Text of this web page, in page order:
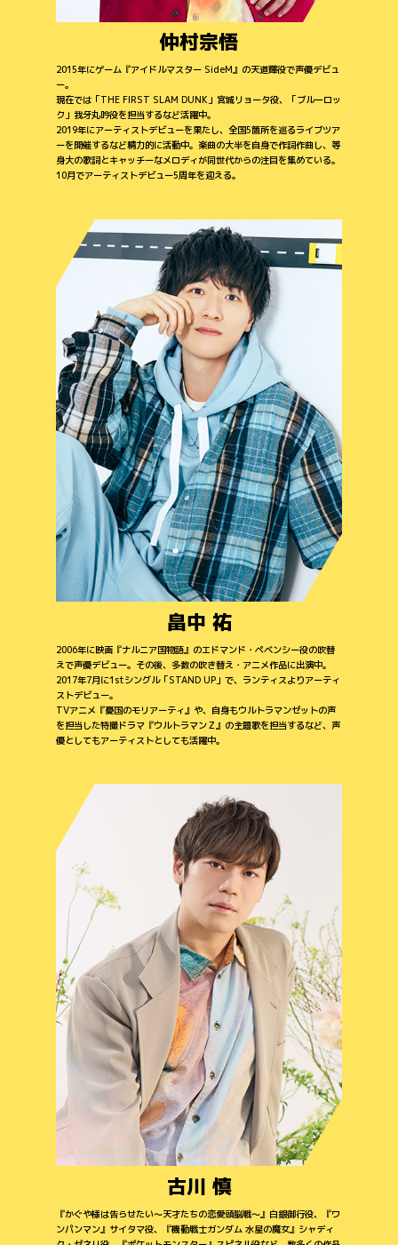
仲村宗悟
2015年にゲーム『アイドルマスター SideM』の天道輝役で声優デビュ
ー。
現在では「THE FIRST SLAM DUNK」宮城リョータ役、「ブルーロッ
ク」我牙丸吟役を担当するなど活躍中。
2019年にアーティストデビューを果たし、全国5箇所を巡るライブツア
ーを開催するなど精力的に活動中。楽曲の大半を自身で作詞作曲し、等
身大の歌詞とキャッチーなメロディが同世代からの注目を集めている。
10月でアーティストデビュー5周年を迎える。
畠中 祐
2006年に映画『ナルニア国物語』のエドマンド・ペベンシー役の吹替
えで声優デビュー。その後、多数の吹き替え・アニメ作品に出演中。
2017年7月に1stシングル「STAND UP」で、ランティスよりアーティ
ストデビュー。
TVアニメ『憂国のモリアーティ』や、自身もウルトラマンゼットの声
を担当した特撮ドラマ『ウルトラマンＺ』の主題歌を担当するなど、声
優としてもアーティストとしても活躍中。
古川 慎
『かぐや様は告らせたい～天才たちの恋愛頭脳戦～』白銀御行役、『ワ
ンパンマン』サイタマ役、『機動戦士ガンダム 水星の魔女』シャディ